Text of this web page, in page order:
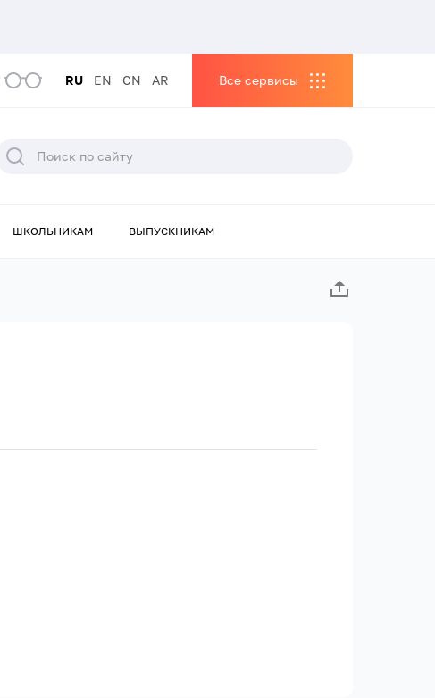
RU EN CN AR Все сервисы
ШКОЛЬНИКАМ ВЫПУСКНИКАМ